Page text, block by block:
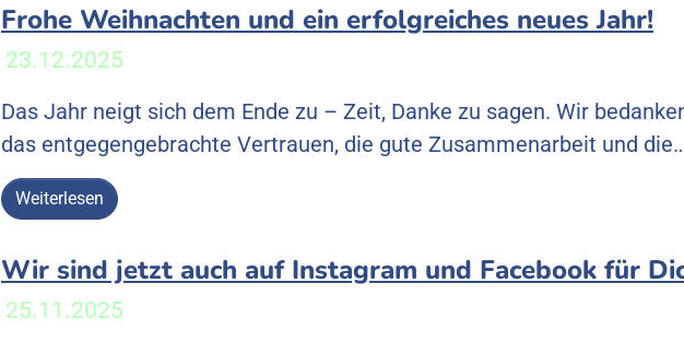
Frohe Weihnachten und ein erfolgreiches neues Jahr!
23.12.2025
Das Jahr neigt sich dem Ende zu – Zeit, Danke zu sagen. Wir
das entgegengebrachte Vertrauen, die gute Zusammenarbeit und
Weiterlesen
Wir sind jetzt auch auf Instagram und Facebook für
25.11.2025